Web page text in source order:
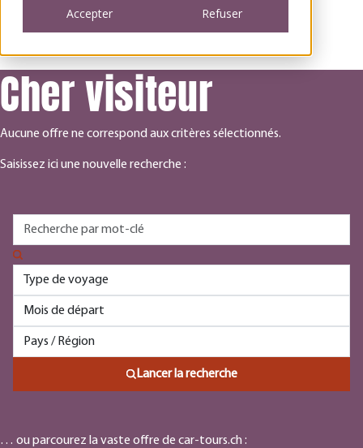
Accepter Refuser
Cher visiteur
Aucune offre ne correspond aux critères sélectionnés.
Saisissez ici une nouvelle recherche :
Lancer la recherche
… ou parcourez la vaste offre de car-tours.ch :